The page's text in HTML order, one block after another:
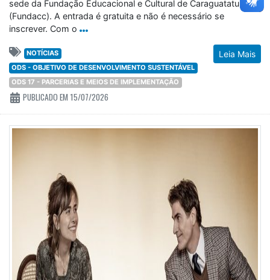
sede da Fundação Educacional e Cultural de Caraguatatuba
(Fundacc). A entrada é gratuita e não é necessário se
inscrever. Com o
Leia Mais
NOTÍCIAS
ODS - OBJETIVO DE DESENVOLVIMENTO SUSTENTÁVEL
ODS 17 - PARCERIAS E MEIOS DE IMPLEMENTAÇÃO
PUBLICADO EM 15/07/2026